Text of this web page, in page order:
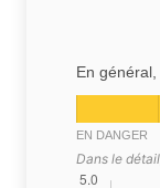
En
EN DANGER
Dans le détail,